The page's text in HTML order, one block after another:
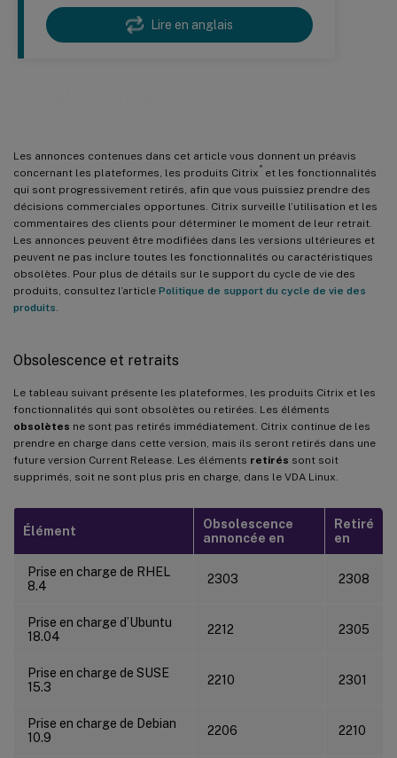
Lire en anglais
Les annonces contenues dans cet article vous donnent un préavis
concernant les plateformes, les produits Citrix ®
et les fonctionnalités
qui sont progressivement retirés, afin que vous puissiez prendre des
décisions commerciales opportunes. Citrix surveille l’utilisation et les
commentaires des clients pour déterminer le moment de leur retrait.
Les annonces peuvent être modifiées dans les versions ultérieures et
peuvent ne pas inclure toutes les fonctionnalités ou caractéristiques
obsolètes. Pour plus de détails sur le support du cycle de vie des
produits, consultez l’article Politique de support du cycle de vie des
produits
Obsolescence et retraits
Le tableau suivant présente les plateformes, les produits Citrix et les
fonctionnalités qui sont obsolètes ou retirées. Les éléments
obsolètes ne sont pas retirés immédiatement. Citrix continue de les
prendre en charge dans cette version, mais ils seront retirés dans une
future version Current Release. Les éléments retirés sont soit
supprimés, soit ne sont plus pris en charge, dans le VDA Linux.
Élément
Obsolescence
annoncée en
Retiré
en
Prise en charge de RHEL
8.4
2303 2308
Prise en charge d’Ubuntu
18.04
2212 2305
Prise en charge de SUSE
15.3
2210 2301
Prise en charge de Debian
10.9
2206 2210